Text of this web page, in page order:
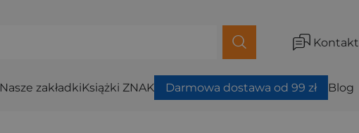
Kontakt
Nasze zakładkiKsiążki ZNAK Darmowa dostawa od 99 zł Blog